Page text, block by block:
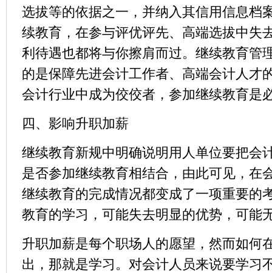
选拔等的依据之一，并纳入其信用信息档
续教育，在参与评优评先、高端选拔中失
利待遇也都将与你擦肩而过。继续教育管
的是保障先进会计工作者、高端会计人才
会计行业中成为佼佼者，参加继续教育是
四、影响升职加薪
继续教育新规中明确说明用人单位要把会
是否参加继续教育相结合，由此可见，在
继续教育的完成情况都变成了一项重要的
教育的学习，可能失去明显的优势，可能
升职加薪是每个职场人的愿望，然而如何
出，那就是学习。对会计人员来说要学习